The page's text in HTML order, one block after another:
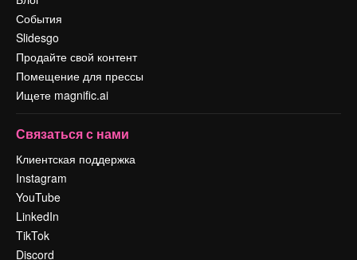
События
Slidesgo
Продайте свой контент
Помещение для прессы
Ищете magnific.ai
Связаться с нами
Клиентская поддержка
Instagram
YouTube
LinkedIn
TikTok
Discord